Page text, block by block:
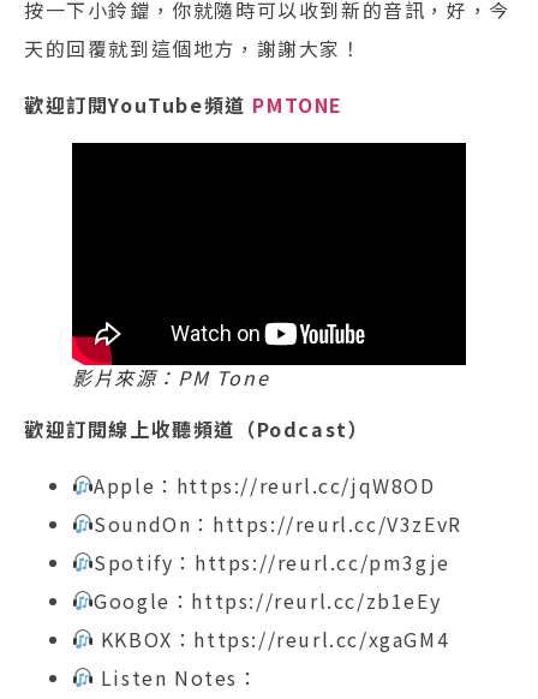
按一下小鈴鐺，你就隨時可以收到新的音訊，好，今
天的回覆就到這個地方，謝謝大家！
歡迎訂閱YouTube頻道 PMTONE
影片來源：PM Tone
歡迎訂閱線上收聽頻道（Podcast）
Apple：https://reurl.cc/jqW8OD
SoundOn：https://reurl.cc/V3zEvR
Spotify：https://reurl.cc/pm3gje
Google：https://reurl.cc/zb1eEy
KKBOX：https://reurl.cc/xgaGM4
Listen Notes：